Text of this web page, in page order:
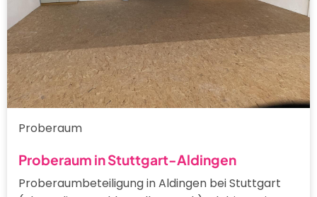
Proberaum
Proberaum in Stuttgart-Aldingen
Proberaumbeteiligung in Aldingen bei Stuttgart